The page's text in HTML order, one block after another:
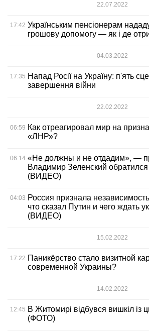
22.07.2022
17:42 Українським пенсіонерам
грошову допомогу — як і де
04.03.2022
17:35 Напад Росії на Україну: п'ять
завершення війни
22.02.2022
06:59 Как отреагировал мир на
«ЛНР»?
06:14 «Не должны и не отдадим», —
Владимир Зеленский
(ВИДЕО)
04:03 Россия признала
что сказал Путин и чего ждать
(ВИДЕО)
15.02.2022
17:22 Паникёрство стало визитной
современной Украины?
14.02.2022
12:45 В Житомирі відбувся вишкіл із
(ФОТО)